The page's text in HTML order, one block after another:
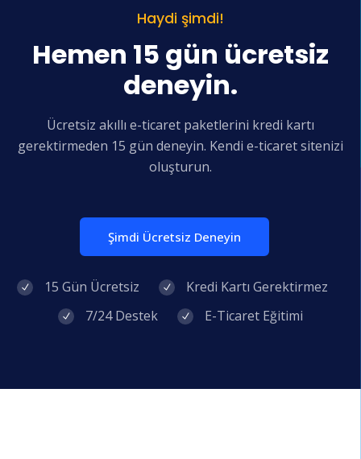
Haydi şimdi!
Hemen 15 gün ücretsiz
deneyin.
Ücretsiz akıllı e-ticaret paketlerini kredi kartı
gerektirmeden 15 gün deneyin. Kendi e-ticaret sitenizi
oluşturun.
Şimdi Ücretsiz Deneyin
15 Gün Ücretsiz
Kredi Kartı Gerektirmez
7/24 Destek
E-Ticaret Eğitimi